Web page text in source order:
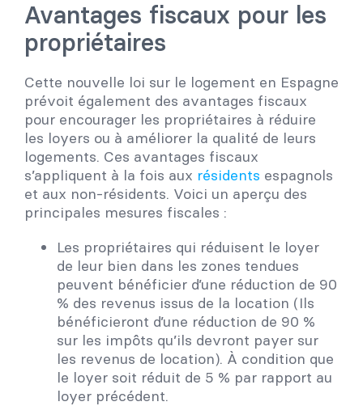
Avantages fiscaux pour les
propriétaires
Cette nouvelle loi sur le logement en Espagne
prévoit également des avantages fiscaux
pour encourager les propriétaires à réduire
les loyers ou à améliorer la qualité de leurs
logements. Ces avantages fiscaux
s’appliquent à la fois aux résidents espagnols
et aux non-résidents. Voici un aperçu des
principales mesures fiscales :
Les propriétaires qui réduisent le loyer
de leur bien dans les zones tendues
peuvent bénéficier d’une réduction de 90
% des revenus issus de la location (Ils
bénéficieront d’une réduction de 90 %
sur les impôts qu’ils devront payer sur
les revenus de location). À condition que
le loyer soit réduit de 5 % par rapport au
loyer précédent.